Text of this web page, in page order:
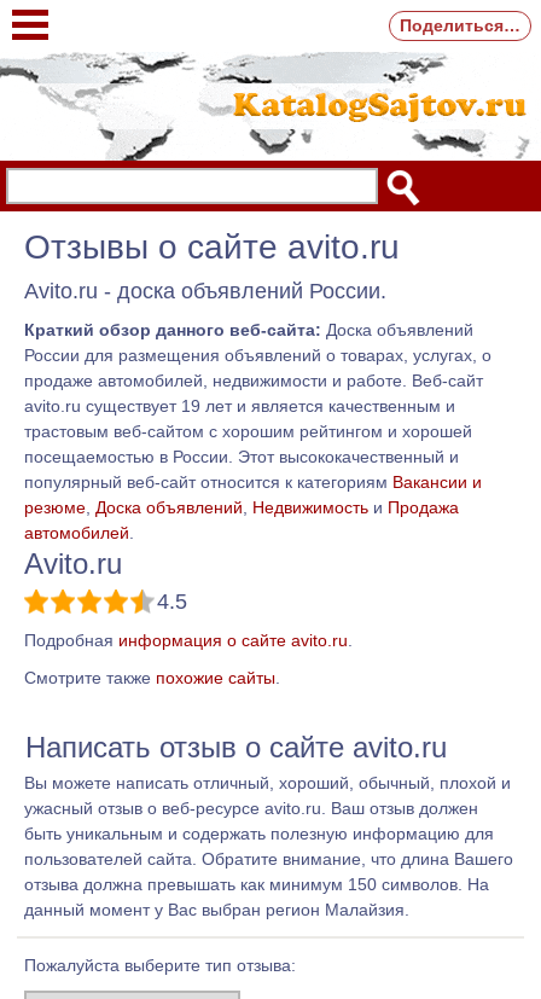
Отзывы о сайте avito.ru
Avito.ru - доска объявлений России.
Краткий обзор данного веб-сайта: Доска объявлений
России для размещения объявлений о товарах, услугах, о
продаже автомобилей, недвижимости и работе. Веб-сайт
avito.ru существует 19 лет и является качественным и
трастовым веб-сайтом с хорошим рейтингом и хорошей
посещаемостью в России. Этот высококачественный и
популярный веб-сайт относится к категориям Вакансии и
резюме Доска объявлений Недвижимость и Продажа
автомобилей
Avito.ru
4.5
Подробная информация о сайте avito.ru
Смотрите также похожие сайты.
Написать отзыв о сайте avito.ru
Вы можете написать отличный, хороший, обычный, плохой и
ужасный отзыв о веб-ресурсе avito.ru. Ваш отзыв должен
быть уникальным и содержать полезную информацию для
пользователей сайта. Обратите внимание, что длина Вашего
отзыва должна превышать как минимум 150 символов. На
данный момент у Вас выбран регион Малайзия.
Пожалуйста выберите тип отзыва:
Поделиться…